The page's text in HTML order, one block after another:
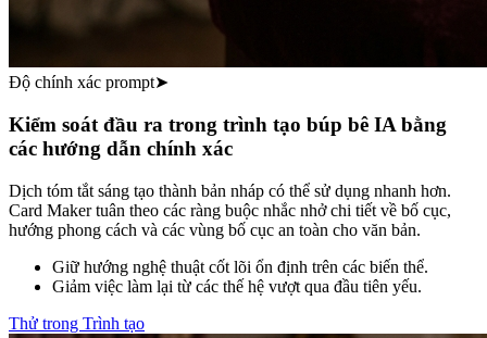
Độ chính xác prompt➤
Kiểm soát đầu ra trong trình tạo búp bê IA bằng
các hướng dẫn chính xác
Dịch tóm tắt sáng tạo thành bản nháp có thể sử dụng nhanh hơn.
Card Maker tuân theo các ràng buộc nhắc nhở chi tiết về bố cục,
hướng phong cách và các vùng bố cục an toàn cho văn bản.
Giữ hướng nghệ thuật cốt lõi ổn định trên các biến thể.
Giảm việc làm lại từ các thế hệ vượt qua đầu tiên yếu.
Thử trong Trình tạo